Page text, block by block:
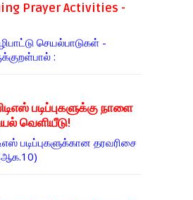
Prayer Activities -
செயல்பாடுகள் -
:
படிப்புகளுக்கு நாளை
வெளியீடு!
படிப்புகளுக்கான தரவரிசை